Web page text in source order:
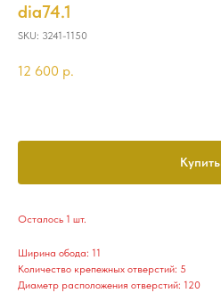
dia74.1
SKU: 3241-1150
12 600 р.
Купить
Осталось 1 шт.
Ширина обода: 11
Количество крепежных отверстий: 5
Диаметр расположения отверстий: 120